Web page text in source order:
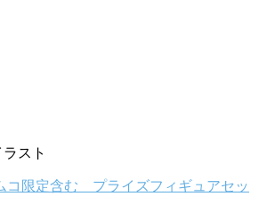
スト
コ限定含む プライズフィギュアセッ